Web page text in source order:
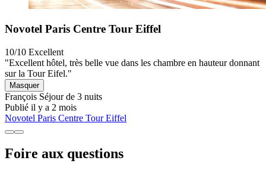
Novotel Paris Centre Tour Eiffel
10/10 Excellent
"Excellent hôtel, très belle vue dans les chambre en hauteur donnant
sur la Tour Eifel."
Masquer
François Séjour de 3 nuits
Publié il y a 2 mois
Novotel Paris Centre Tour Eiffel
Foire aux questions